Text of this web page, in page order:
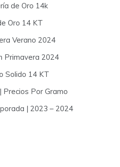
de Oro 14k
Oro 14 KT
Verano 2024
Primavera 2024
Solido 14 KT
Precios Por Gramo
| 2023 – 2024